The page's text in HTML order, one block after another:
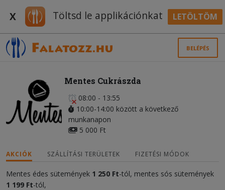
X Töltsd le applikációnkat LETÖLTÖM
BELÉPÉS
Mentes Cukrászda
08:00 - 13:55
10:00-14:00 között a következő
munkanapon
5 000 Ft
AKCIÓK SZÁLLÍTÁSI TERÜLETEK FIZETÉSI MÓDOK
Mentes édes sütemények 1 250 Ft-tól, mentes sós sütemények
1 199 Ft-tól,